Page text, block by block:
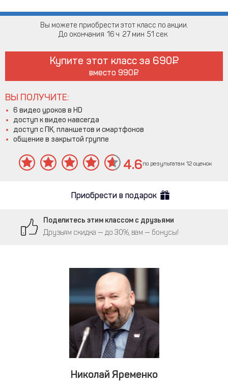
Вы можете приобрести этот класс по акции.
До окончания 16 27 51
Купите этот класс за 690
вместо 990
ВЫ ПОЛУЧИТЕ:
6 видео уроков в HD
доступ к видео навсегда
доступ с ПК, планшетов и смартфонов
общение в закрытой группе
4.6по результатам 12 оценок
Приобрести в подарок
Поделитесь этим классом с друзьями
Друзьям скидка — до 30%, вам — бонусы!
Николай Яременко